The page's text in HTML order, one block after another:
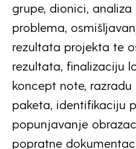
grupe, dionici, analiza
problema,
rezultata projekta te
rezultata, finalizaciju
koncept note,
paketa, identifikaciju
popunjavanje
popratne